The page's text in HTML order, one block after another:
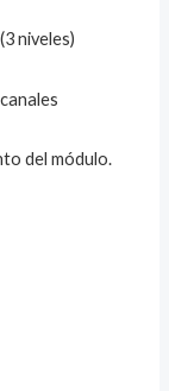
niveles)
del módulo.